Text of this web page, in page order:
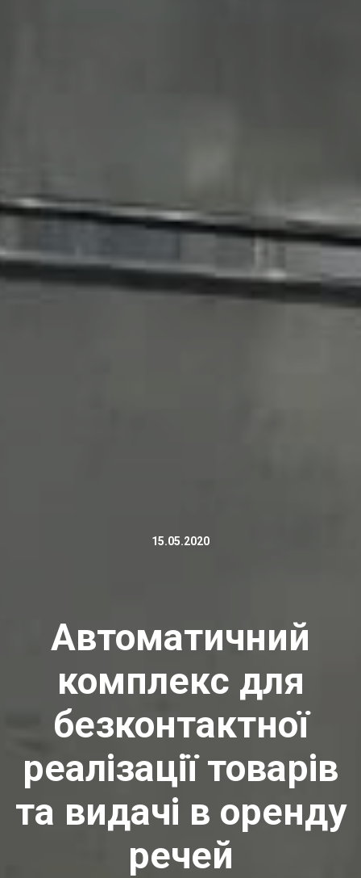
15.05.2020
Автоматичний
комплекс для
безконтактної
реалізації товарів
та видачі в оренду
речей